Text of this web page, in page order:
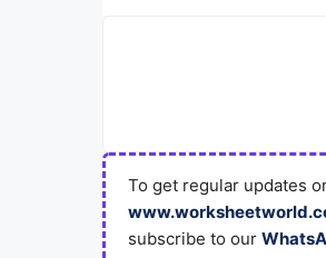
To get regular updates
subscribe to our